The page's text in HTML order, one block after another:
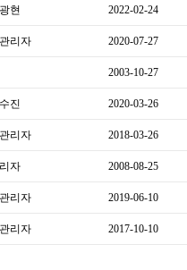
현 2022-02-24
리자 2020-07-27
2003-10-27
진 2020-03-26
리자 2018-03-26
자 2008-08-25
리자 2019-06-10
리자 2017-10-10